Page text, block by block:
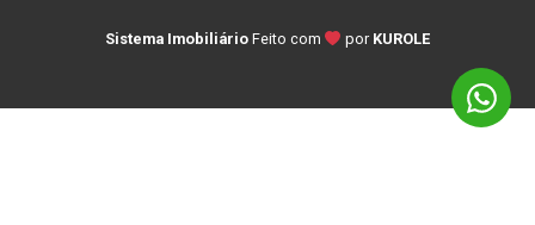
Sistema Imobiliário Feito com por KUROLE